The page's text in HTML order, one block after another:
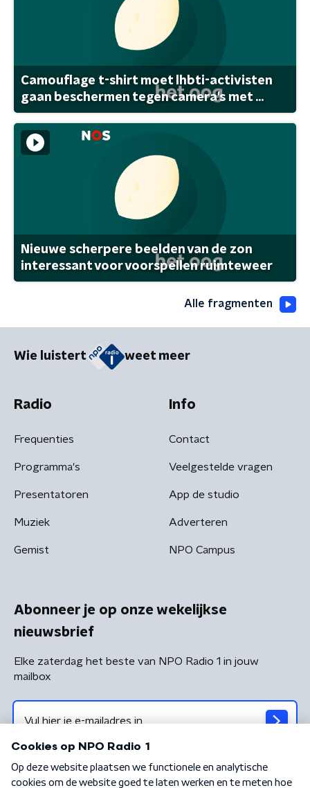
Camouflage t-shirt moet lhbti-activisten
gaan beschermen tegen camera's met ...
Nieuwe scherpere beelden van de zon
interessant voor voorspellen ruimteweer
Alle fragmenten
Wie luistert weet meer
Radio
Frequenties
Programma's
Presentatoren
Muziek
Gemist
Info
Contact
Veelgestelde vragen
App de studio
Adverteren
NPO Campus
Abonneer je op onze wekelijkse
nieuwsbrief
Elke zaterdag het beste van NPO Radio 1 in jouw
mailbox